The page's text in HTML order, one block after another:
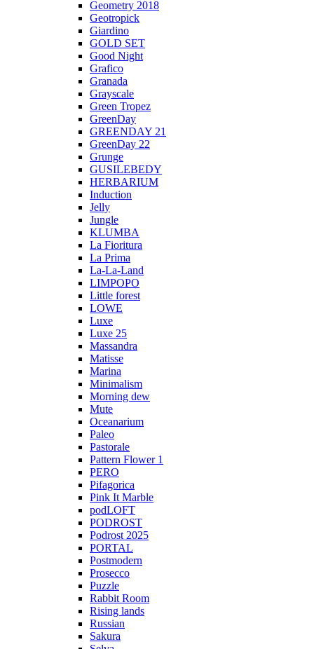
Geometry 2018
Geotropick
Giardino
GOLD SET
Good Night
Grafico
Granada
Grayscale
Green Tropez
GreenDay
GREENDAY 21
GreenDay 22
Grunge
GUSILEBEDY
HERBARIUM
Induction
Jelly
Jungle
KLUMBA
La Fioritura
La Prima
La-La-Land
LIMPOPO
Little forest
LOWE
Luxe
Luxe 25
Massandra
Matisse
Marina
Minimalism
Morning dew
Mute
Oceanarium
Paleo
Pastorale
Pattern Flower 1
PERO
Pifagorica
Pink It Marble
podLOFT
PODROST
Podrost 2025
PORTAL
Postmodern
Prosecco
Puzzle
Rabbit Room
Rising lands
Russian
Sakura